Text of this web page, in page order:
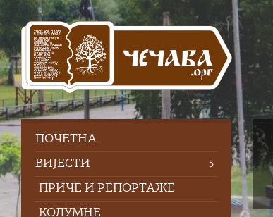
Skip
content
Skip
left
sidebar
Skip
footer
ПOЧЕТНА
ВИЈЕСТИ
ПРИЧЕ И РЕПОРТАЖЕ
КОЛУМНЕ